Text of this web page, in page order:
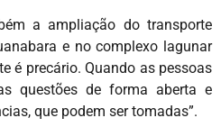
a ampliação do transporte
e no complexo lagunar
é precário. Quando as pessoas
questões de forma aberta e
que podem ser tomadas”.